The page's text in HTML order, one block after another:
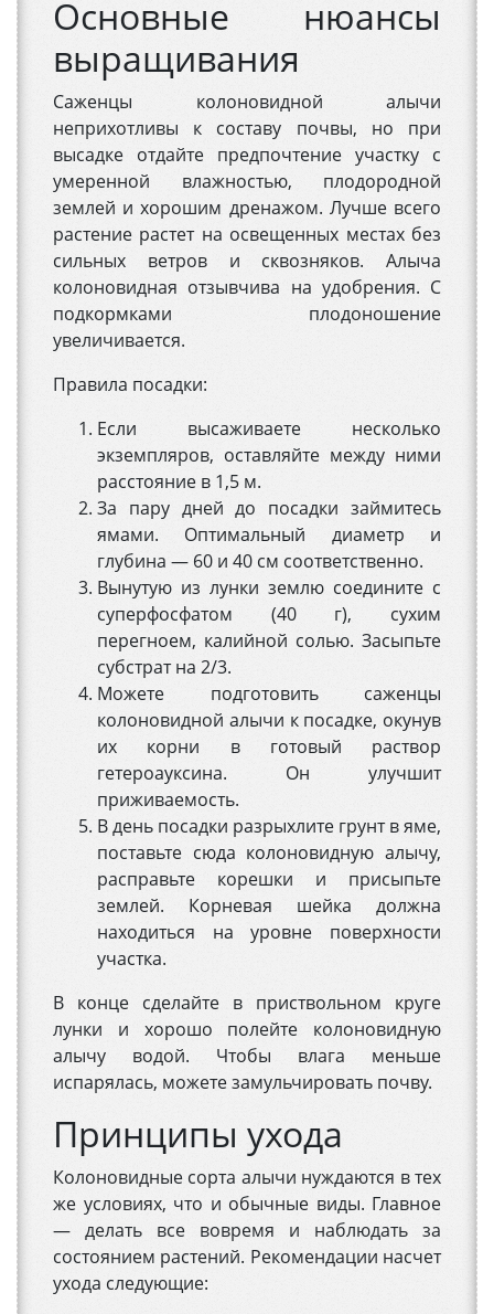
Основные нюансы
выращивания
Саженцы колоновидной алычи
неприхотливы к составу почвы, но при
высадке отдайте предпочтение участку с
умеренной влажностью, плодородной
землей и хорошим дренажом. Лучше всего
растение растет на освещенных местах без
сильных ветров и сквозняков. Алыча
колоновидная отзывчива на удобрения. С
подкормками плодоношение
увеличивается.
Правила посадки:
Если высаживаете несколько
экземпляров, оставляйте между ними
расстояние в 1,5 м.
За пару дней до посадки займитесь
ямами. Оптимальный диаметр и
глубина — 60 и 40 см соответственно.
Вынутую из лунки землю соедините с
суперфосфатом (40 г), сухим
перегноем, калийной солью. Засыпьте
субстрат на 2/3.
Можете подготовить саженцы
колоновидной алычи к посадке, окунув
их корни в готовый раствор
гетероауксина. Он улучшит
приживаемость.
В день посадки разрыхлите грунт в яме,
поставьте сюда колоновидную алычу,
расправьте корешки и присыпьте
землей. Корневая шейка должна
находиться на уровне поверхности
участка.
В конце сделайте в приствольном круге
лунки и хорошо полейте колоновидную
алычу водой. Чтобы влага меньше
испарялась, можете замульчировать почву.
Принципы ухода
Колоновидные сорта алычи нуждаются в тех
же условиях, что и обычные виды. Главное
— делать все вовремя и наблюдать за
состоянием растений. Рекомендации насчет
ухода следующие: